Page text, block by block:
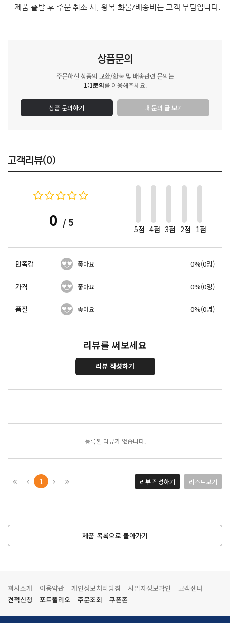
- 제품 출발 후 주문 취소 시, 왕복 화물/배송비는 고객 부담입니다.
상품문의
주문하신 상품의 교환/환불 및 배송관련 문의는
1:1문의를 이용해주세요.
상품 문의하기 내 문의 글 보기
고객리뷰(0)
0 / 5
5점 4점 3점 2점 1점
만족감 좋아요 0%(0명)
가격 좋아요 0%(0명)
품질 좋아요 0%(0명)
리뷰를 써보세요
리뷰 작성하기
등록된 리뷰가 없습니다.
1 리뷰 작성하기 리스트보기
제품 목록으로 돌아가기
회사소개 이용약관 개인정보처리방침 사업자정보확인
고객센터
견적신청
포트폴리오 주문조회 쿠폰존